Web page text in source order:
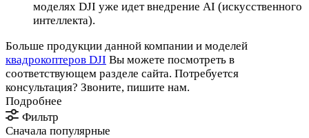
моделях DJI уже идет внедрение AI (искусственного
интеллекта).
Больше продукции данной компании и моделей
квадрокоптеров DJI Вы можете посмотреть в
соответствующем разделе сайта. Потребуется
консультация? Звоните, пишите нам.
Подробнее
Фильтр
Сначала популярные